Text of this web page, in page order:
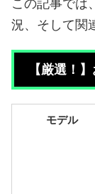
この記事では
況、そして関
【厳選！
モデル